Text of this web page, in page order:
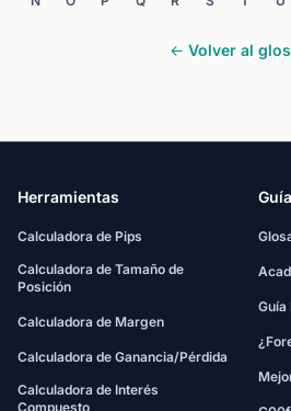
← Volver al
Herramientas
Calculadora de Pips
Calculadora de Tamaño de
Posición
Calculadora de Margen
Calculadora de Ganancia/Pérdida
Calculadora de Interés
Compuesto
Guía